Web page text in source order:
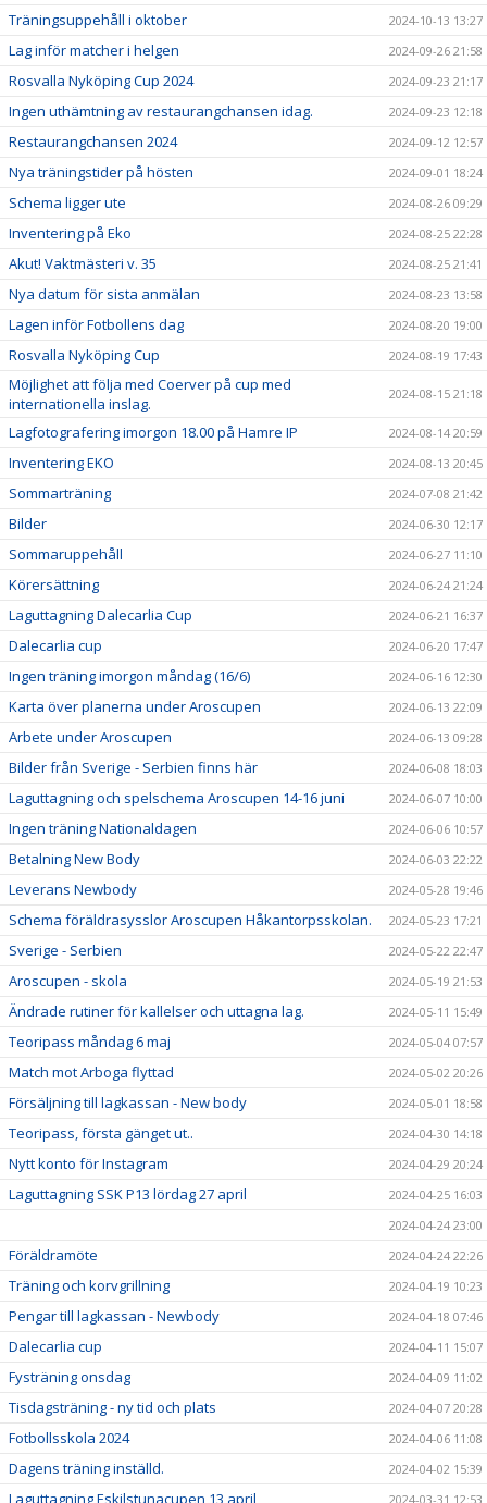
Träningsuppehåll i oktober 2024-10-13 13:27
Lag inför matcher i helgen 2024-09-26 21:58
Rosvalla Nyköping Cup 2024 2024-09-23 21:17
Ingen uthämtning av restaurangchansen idag. 2024-09-23 12:18
Restaurangchansen 2024 2024-09-12 12:57
Nya träningstider på hösten 2024-09-01 18:24
Schema ligger ute 2024-08-26 09:29
Inventering på Eko 2024-08-25 22:28
Akut! Vaktmästeri v. 35 2024-08-25 21:41
Nya datum för sista anmälan 2024-08-23 13:58
Lagen inför Fotbollens dag 2024-08-20 19:00
Rosvalla Nyköping Cup 2024-08-19 17:43
Möjlighet att följa med Coerver på cup med
internationella inslag.
2024-08-15 21:18
Lagfotografering imorgon 18.00 på Hamre IP 2024-08-14 20:59
Inventering EKO 2024-08-13 20:45
Sommarträning 2024-07-08 21:42
Bilder 2024-06-30 12:17
Sommaruppehåll 2024-06-27 11:10
Körersättning 2024-06-24 21:24
Laguttagning Dalecarlia Cup 2024-06-21 16:37
Dalecarlia cup 2024-06-20 17:47
Ingen träning imorgon måndag (16/6) 2024-06-16 12:30
Karta över planerna under Aroscupen 2024-06-13 22:09
Arbete under Aroscupen 2024-06-13 09:28
Bilder från Sverige - Serbien finns här 2024-06-08 18:03
Laguttagning och spelschema Aroscupen 14-16 juni 2024-06-07 10:00
Ingen träning Nationaldagen 2024-06-06 10:57
Betalning New Body 2024-06-03 22:22
Leverans Newbody 2024-05-28 19:46
Schema föräldrasysslor Aroscupen Håkantorpsskolan. 2024-05-23 17:21
Sverige - Serbien 2024-05-22 22:47
Aroscupen - skola 2024-05-19 21:53
Ändrade rutiner för kallelser och uttagna lag. 2024-05-11 15:49
Teoripass måndag 6 maj 2024-05-04 07:57
Match mot Arboga flyttad 2024-05-02 20:26
Försäljning till lagkassan - New body 2024-05-01 18:58
Teoripass, första gänget ut.. 2024-04-30 14:18
Nytt konto för Instagram 2024-04-29 20:24
Laguttagning SSK P13 lördag 27 april
2024-04-25 16:03
2024-04-24 23:00
Föräldramöte 2024-04-24 22:26
Träning och korvgrillning 2024-04-19 10:23
Pengar till lagkassan - Newbody 2024-04-18 07:46
Dalecarlia cup 2024-04-11 15:07
Fysträning onsdag 2024-04-09 11:02
Tisdagsträning - ny tid och plats 2024-04-07 20:28
Fotbollsskola 2024 2024-04-06 11:08
Dagens träning inställd. 2024-04-02 15:39
Laguttagning Eskilstunacupen 13 april 2024-03-31 12:53